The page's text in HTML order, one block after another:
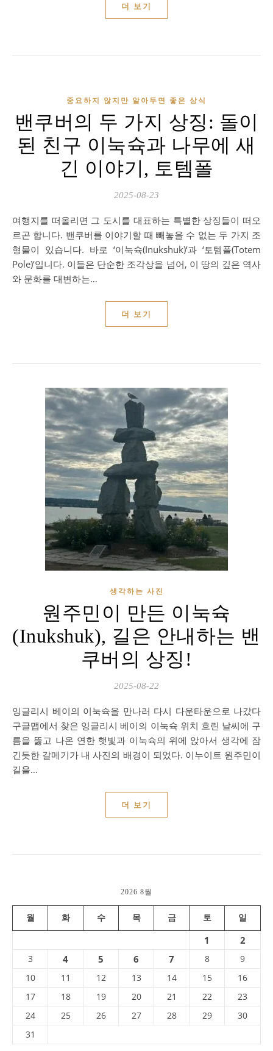
더 보기
중요하지 않지만 알아두면 좋은 상식
밴쿠버의 두 가지 상징: 돌이
된 친구 이눅슉과 나무에 새
긴 이야기, 토템폴
2025-08-23
여행지를 떠올리면 그 도시를 대표하는 특별한 상징들이 떠오
르곤 합니다. 밴쿠버를 이야기할 때 빼놓을 수 없는 두 가지 조
형물이 있습니다. 바로 ‘이눅슉(Inukshuk)‘과 ‘토템폴(Totem
Pole)‘입니다. 이들은 단순한 조각상을 넘어, 이 땅의 깊은 역사
와 문화를 대변하는…
더 보기
생각하는 사진
원주민이 만든 이눅슉
(Inukshuk), 길은 안내하는 밴
쿠버의 상징!
2025-08-22
잉글리시 베이의 이눅슉을 만나러 다시 다운타운으로 나갔다
구글맵에서 찾은 잉글리시 베이의 이눅슉 위치 흐린 날씨에 구
름을 뚫고 나온 연한 햇빛과 이눅슉의 위에 앉아서 생각에 잠
긴듯한 갈메기가 내 사진의 배경이 되었다. 이누이트 원주민이
길을…
더 보기
2026 8월
월 화 수 목 금 토 일
1 2
3 4 5 6 7 8
9
10
11 12 13 14 15
16
17
18 19 20 21 22
23
24
25 26 27 28 29
30
31